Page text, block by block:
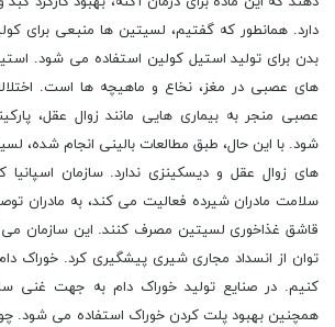
دارد. همانطور که گفتیم، لسیتین ها منبعی برای
بدن برای تولید استیل کولین استفاده می شود.
های عصبی در مغز، نخاع و ماهیچه ها است.
عصبی منجر به بیماری هایی مانند زوال عقل،
شود. با این حال، طبق مطالعات بالینی انجام شده،
های زوال عقل و دیسکینزی ندارد. سازمان
سلامت مادران شیرده فعالیت می کند، به مادران
قاشق غذاخوری لسیتین مصرف کنند. این سازمان
توان از انسداد مجاری شیری پیشگیری کرد. خوراک
کنیم. در صنایع تولید خوراک دام به جهت غنی
همچنین بهبود پلت کردن خوراک استفاده می